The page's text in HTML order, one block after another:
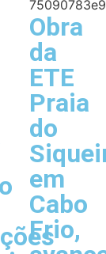
Obra
da
ETE
Praia
do
em
Cabo
Frio,